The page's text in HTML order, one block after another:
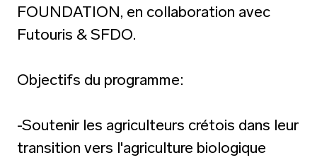
FOUNDATION, en collaboration avec
Futouris & SFDO.
Objectifs du programme:
-Soutenir les agriculteurs crétois dans leur
transition vers l'agriculture biologique